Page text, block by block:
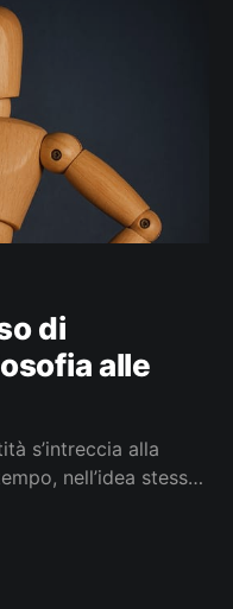
a due voci
di
alle
s’intreccia alla
nell’idea stessa
dal senso di